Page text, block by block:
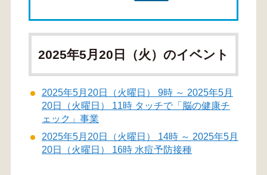
2025年5月20日（火）のイベント
2025年5月20日（火曜日） 9時 ～ 2025年5月
20日（火曜日） 11時 タッチで「脳の健康チ
ェック」事業
2025年5月20日（火曜日） 14時 ～ 2025年5月
20日（火曜日） 16時 水痘予防接種